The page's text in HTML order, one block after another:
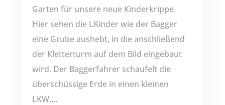
Garten für unsere neue Kinderkrippe.
Hier sehen die LKinder wie der Bagger
eine Grube aushebt, in die anschließend
der Kletterturm auf dem Bild eingebaut
wird. Der Baggerfahrer schaufelt die
überschüssige Erde in einen kleinen
LKW,...